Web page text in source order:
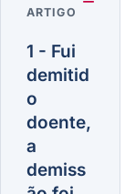
ARTIGO
1 - Fui
demitid
o
doente,
a
demiss